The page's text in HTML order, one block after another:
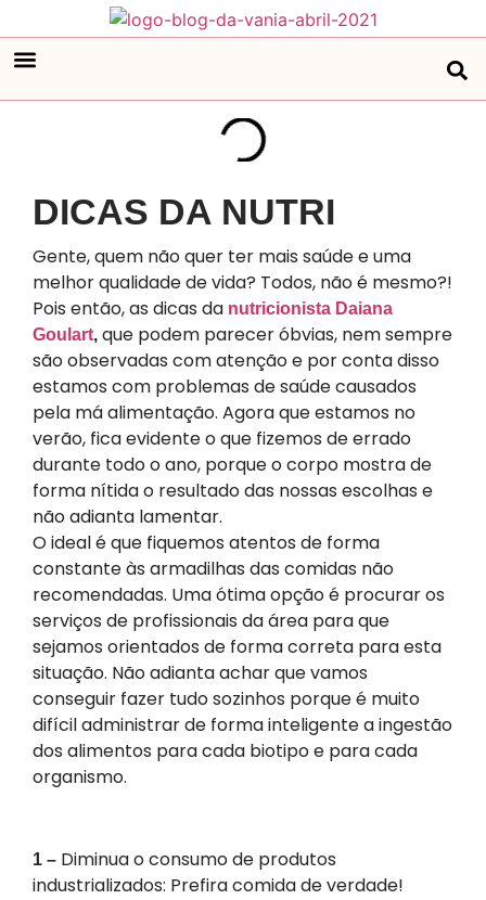
DICAS DA NUTRI
Gente, quem não quer ter mais saúde e uma
melhor qualidade de vida? Todos, não é mesmo?!
Pois então, as dicas da nutricionista Daiana
Goulart, que podem parecer óbvias, nem sempre
são observadas com atenção e por conta disso
estamos com problemas de saúde causados
pela má alimentação. Agora que estamos no
verão, fica evidente o que fizemos de errado
durante todo o ano, porque o corpo mostra de
forma nítida o resultado das nossas escolhas e
não adianta lamentar.
O ideal é que fiquemos atentos de forma
constante às armadilhas das comidas não
recomendadas. Uma ótima opção é procurar os
serviços de profissionais da área para que
sejamos orientados de forma correta para esta
situação. Não adianta achar que vamos
conseguir fazer tudo sozinhos porque é muito
difícil administrar de forma inteligente a ingestão
dos alimentos para cada biotipo e para cada
organismo.
1 – Diminua o consumo de produtos
industrializados: Prefira comida de verdade!